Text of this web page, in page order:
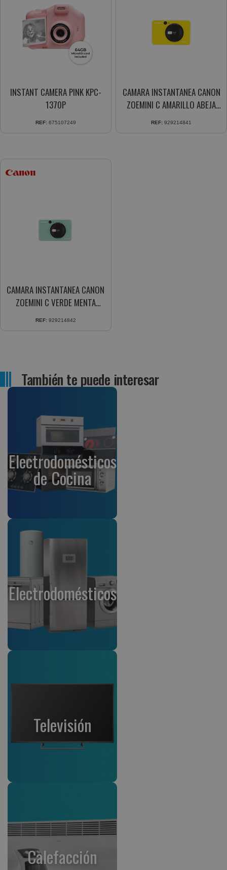
INSTANT CAMERA PINK KPC-
1370P
REF: 675107249
CAMARA INSTANTANEA CANON
ZOEMINI C AMARILLO ABEJA
REF: 929214841
CAMARA INSTANTANEA CANON
ZOEMINI C VERDE MENTA
3884C007
REF: 929214842
También te puede interesar
Electrodomésticos
de Cocina
Electrodomésticos
Televisión
Calefacción